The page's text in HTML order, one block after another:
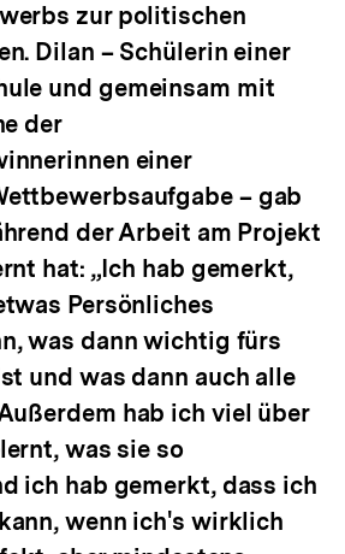
zur politischen
Dilan – Schülerin einer
und gemeinsam mit
der
einer
– gab
der Arbeit am Projekt
hat: „Ich hab gemerkt,
Persönliches
was dann wichtig fürs
und was dann auch alle
hab ich viel über
was sie so
ich hab gemerkt, dass ich
wenn ich's wirklich